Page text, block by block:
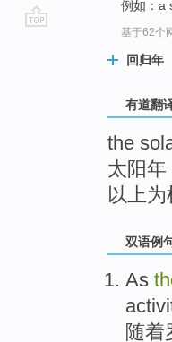
例如：a
基于62个
回归年
有道翻
the
太阳年
以上
双语例
As
随着